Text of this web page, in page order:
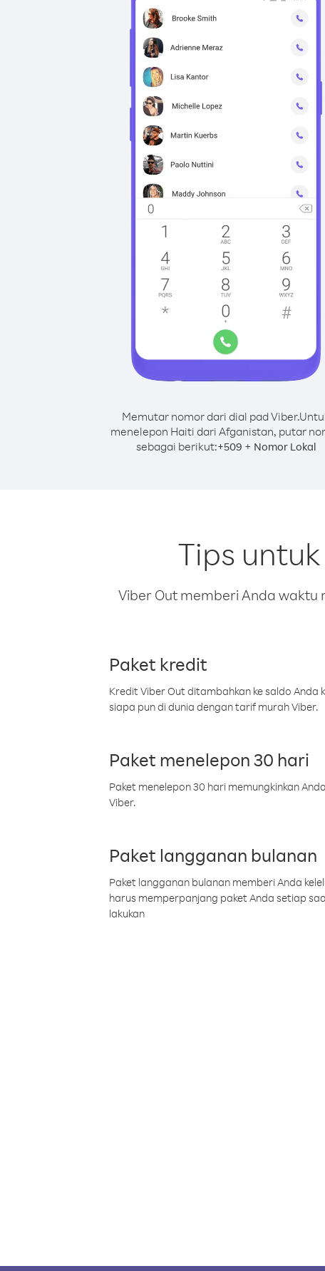
Memutar nomor dari dial pad Viber.
menelepon Haiti dari Afganistan, putar
sebagai berikut:+509 + Nomor Lokal
Tips
Viber Out memberi Anda waktu
Paket kredit
Kredit Viber Out ditambahkan ke saldo
siapa pun di dunia dengan tarif murah Viber.
Paket menelepon 30 hari
Paket menelepon 30 hari memungkinkan
Viber.
Paket langganan bulanan
Paket langganan bulanan memberi Anda
harus memperpanjang paket Anda setiap
lakukan